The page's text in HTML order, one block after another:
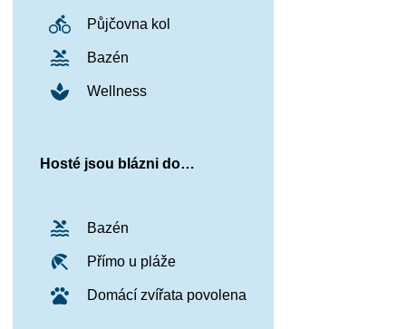
directions_bike Půjčovna kol
pool Bazén
spa Wellness
Hosté jsou blázni do…
pool Bazén
beach_access Přímo u pláže
pets Domácí zvířata povolena